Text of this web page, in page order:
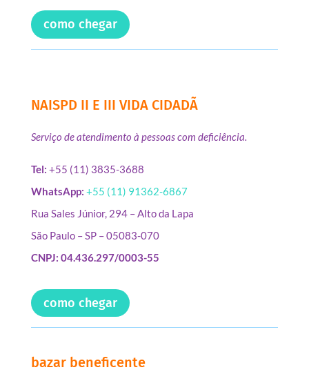
como chegar
NAISPD II E III VIDA CIDADÃ
Serviço de atendimento à pessoas com deficiência.
Tel: +55 (11) 3835-3688
WhatsApp: +55 (11) 91362-6867
Rua Sales Júnior, 294 – Alto da Lapa
São Paulo – SP – 05083-070
CNPJ: 04.436.297/0003-55
como chegar
bazar beneficente